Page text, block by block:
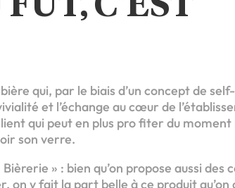
qui, par le biais d’un concept de
et l’échange au cœur de
qui peut en plus pro fiter du
son verre.
» : bien qu’on propose aussi des
on y fait la part belle à ce produit qu’on